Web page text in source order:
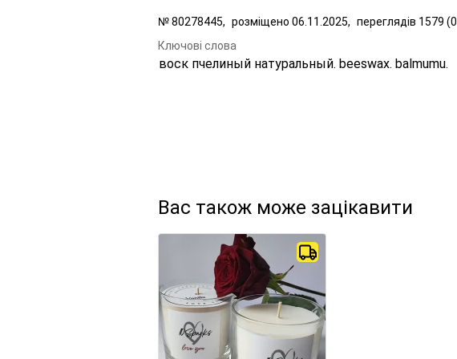
№80278445, розміщено 06.11.2025, переглядів 1579 (0
Ключові слова
воск пчелиный натуральный. beeswax. balmumu.
Вас також може зацікавити